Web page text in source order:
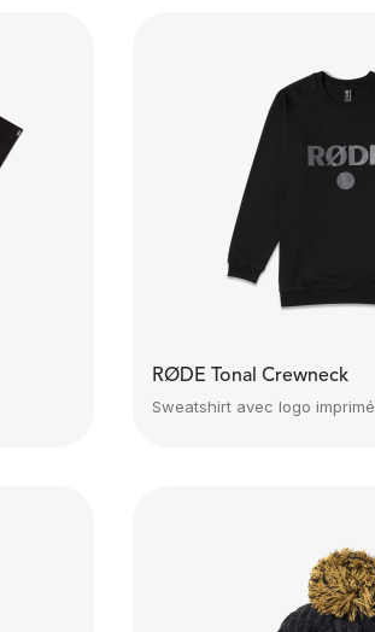
RØDE Tonal Crewneck
Sweatshirt avec logo imprimé